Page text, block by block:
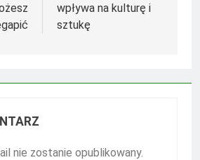
wpływa na kulturę i
sztukę
nie zostanie opublikowany.